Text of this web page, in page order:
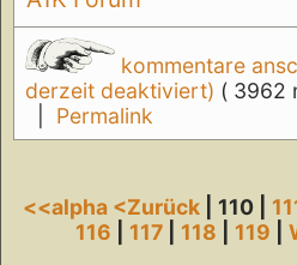
kommentare
derzeit deaktiviert) ( 3962
Permalink
<<alpha <Zurück | 110 |
116
117 118 119 |